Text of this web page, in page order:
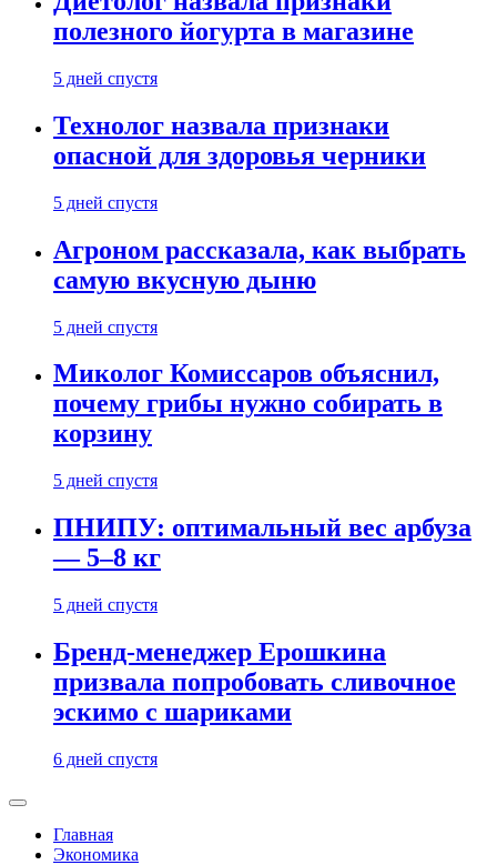
полезного йогурта в магазине
5 дней спустя
Технолог назвала признаки
опасной для здоровья черники
5 дней спустя
Агроном рассказала, как выбрать
самую вкусную дыню
5 дней спустя
Миколог Комиссаров объяснил,
почему грибы нужно собирать в
корзину
5 дней спустя
ПНИПУ: оптимальный вес арбуза
— 5–8 кг
5 дней спустя
Бренд-менеджер Ерошкина
призвала попробовать сливочное
эскимо с шариками
6 дней спустя
Главная
Экономика